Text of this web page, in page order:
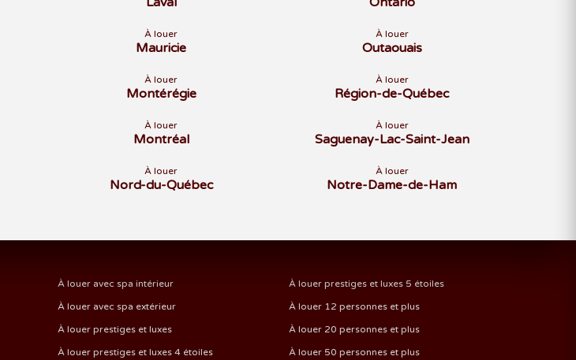
À louer
Mauricie
À louer
Montérégie
À louer
Montréal
À louer
Nord-du-Québec
À louer
Outaouais
À louer
Région-de-Québec
À louer
Saguenay-Lac-Saint-Jean
À louer
Notre-Dame-de-Ham
À louer avec spa intérieur
À louer avec spa extérieur
À louer prestiges et luxes
À louer prestiges et luxes 4 étoiles
À louer prestiges et luxes 5 étoiles
À louer 12 personnes et plus
À louer 20 personnes et plus
À louer 50 personnes et plus